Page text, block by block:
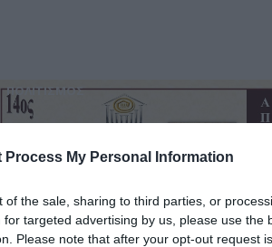
Process My Personal Information
of the sale, sharing to third parties, or
targeted advertising by us, please use the
Please note that after your opt-out request
ΠΟΛΙΤΙΣΜΟΣ